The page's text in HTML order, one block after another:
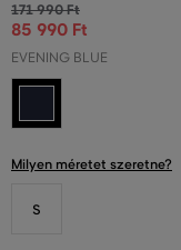
171 990 Ft
85 990 Ft
EVENING BLUE
Milyen méretet szeretne?
S